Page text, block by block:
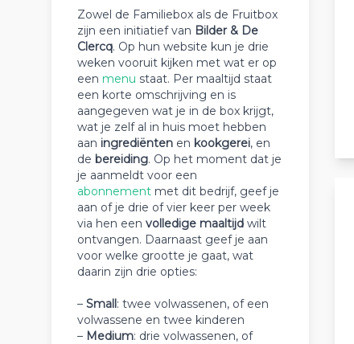
Zowel de Familiebox als de Fruitbox
zijn een initiatief van Bilder & De
Clercq. Op hun website kun je drie
weken vooruit kijken met wat er op
een menu staat. Per maaltijd staat
een korte omschrijving en is
aangegeven wat je in de box krijgt,
wat je zelf al in huis moet hebben
aan ingrediënten en kookgerei, en
de bereiding. Op het moment dat je
je aanmeldt voor een
abonnement met dit bedrijf, geef je
aan of je drie of vier keer per week
via hen een volledige maaltijd wilt
ontvangen. Daarnaast geef je aan
voor welke grootte je gaat, wat
daarin zijn drie opties:
– Small: twee volwassenen, of een
volwassene en twee kinderen
– Medium: drie volwassenen, of